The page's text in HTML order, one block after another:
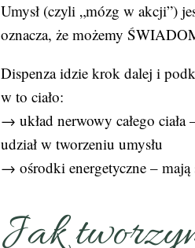
Umysł (czyli „mózg w akcji”)
oznacza, że możemy
Dispenza idzie krok dalej i
w to ciało:
→ układ nerwowy całego
udział w tworzeniu umysłu
→ ośrodki energetyczne – mają
Jak